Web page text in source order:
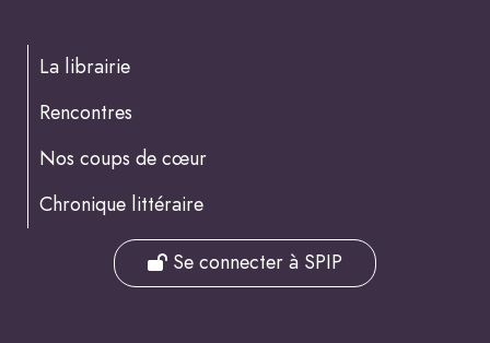
La librairie
Rencontres
Nos coups de cœur
Chronique littéraire
Se connecter à SPIP